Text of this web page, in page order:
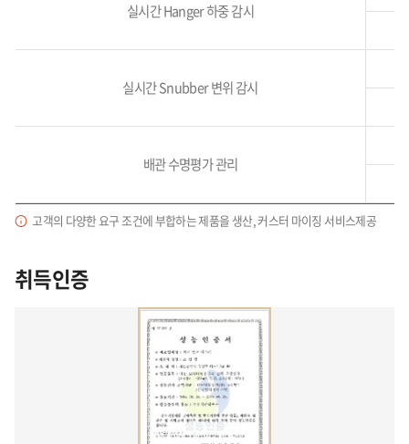
실시간 Hanger 하중 감시
실시간 Snubber 변위 감시
배관 수명평가 관리
고객의 다양한 요구 조건에 부합하는 제품을 생산, 커스터 마이징 서비스제공
취득인증